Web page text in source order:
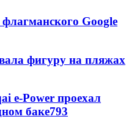
Google
фигуру на пляжах
e-Power проехал
баке793